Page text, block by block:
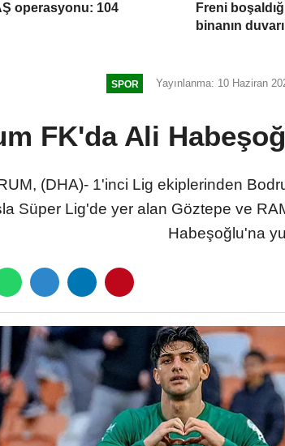
operasyonu: 104
Freni
binanın
SPOR Yayınlanma: 10 Haziran
FK'da Ali
(DHA)- 1'inci Lig ekiplerinden
Süper Lig'de yer alan Göztepe ve
Habeşoğlu'na